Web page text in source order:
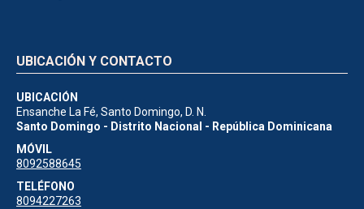
UBICACIÓN Y CONTACTO
UBICACIÓN
Ensanche La Fé, Santo Domingo, D. N.
Santo Domingo - Distrito Nacional - República Dominicana
MÓVIL
8092588645
TELÉFONO
8094227263